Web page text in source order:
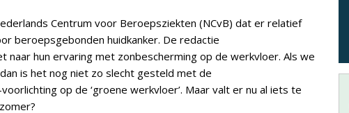
Centrum voor Beroepsziekten (NCvB) dat er relatief
beroepsgebonden huidkanker. De redactie
naar hun ervaring met zonbescherming op de werkvloer. Als we
is het nog niet zo slecht gesteld met de
op de ‘groene werkvloer’. Maar valt er nu al iets te